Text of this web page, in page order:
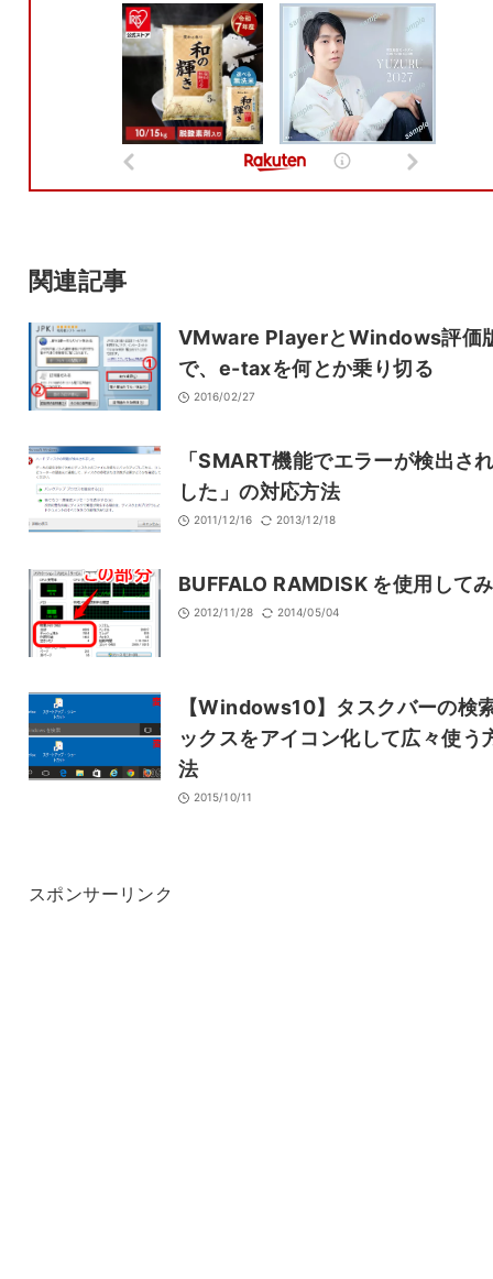
メールアドレスは公開されません。
また、コメント欄には、必ず日本語を含めてください（スパム対策）。
サイト
関連記事
VMware PlayerとWindows評価
で、e-taxを何とか乗り切る
2016/02/27
「SMART機能でエラーが検出さ
した」の対応方法
2011/12/16 2013/12/18
BUFFALO RAMDISK を使用して
2012/11/28 2014/05/04
【Windows10】タスクバーの検
ックスをアイコン化して広々使う
法
2015/10/11
スポンサーリンク